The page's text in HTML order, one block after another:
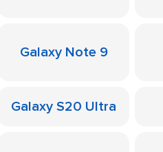
Galaxy Note 9
Galaxy S20 Ultra